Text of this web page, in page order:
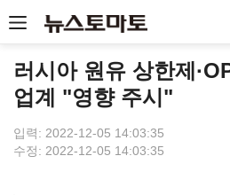
러시아 원유 상한제
업계 "영향 주시"
입력: 2022-12-05 14:03:35
수정: 2022-12-05 14:03:35